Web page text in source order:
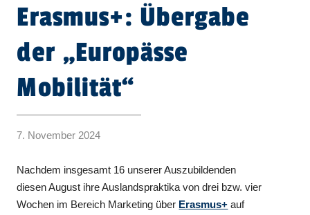
Erasmus+: Übergabe
der „Europässe
Mobilität“
7. November 2024
Nachdem insgesamt 16 unserer Auszubildenden
diesen August ihre Auslandspraktika von drei bzw. vier
Wochen im Bereich Marketing über Erasmus+ auf